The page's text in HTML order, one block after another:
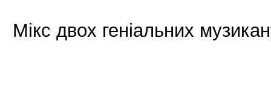
Мікс двох геніальних